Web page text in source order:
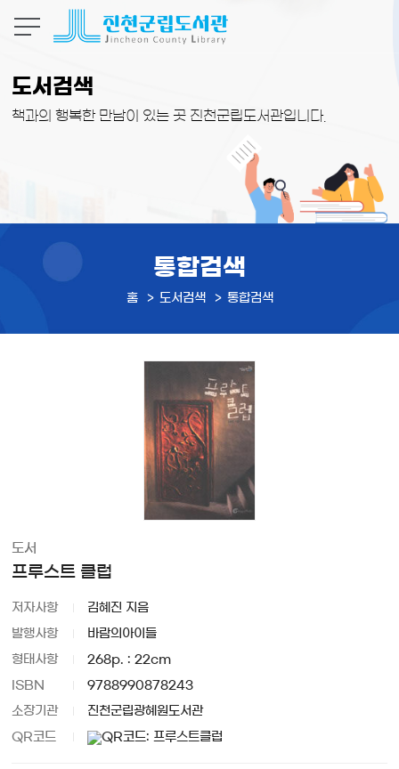
도서검색
책과의 행복한 만남이 있는 곳 진천군립도서관입니다.
통합검색
홈 도서검색 통합검색
도서
프루스트 클럽
저자사항 김혜진 지음
발행사항 바람의아이들
형태사항 268p. : 22cm
ISBN 9788990878243
소장기관 진천군립광혜원도서관
QR코드